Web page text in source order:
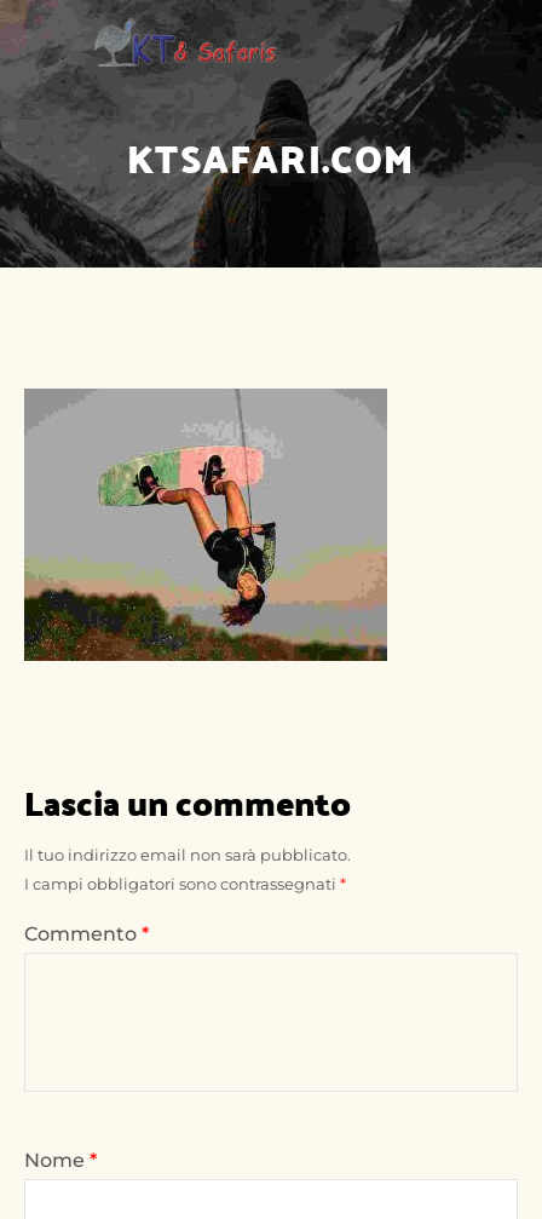
KTSAFARI.COM
Lascia un commento
Il tuo indirizzo email non sarà pubblicato.
I campi obbligatori sono contrassegnati *
Commento *
Nome *